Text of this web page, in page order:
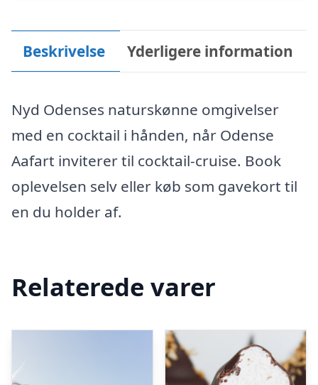
Beskrivelse Yderligere information
Nyd Odenses naturskønne omgivelser
med en cocktail i hånden, når Odense
Aafart inviterer til cocktail-cruise. Book
oplevelsen selv eller køb som gavekort til
en du holder af.
Relaterede varer